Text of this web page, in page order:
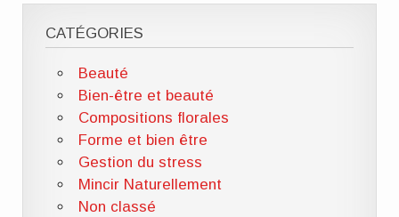
CATÉGORIES
Beauté
Bien-être et beauté
Compositions florales
Forme et bien être
Gestion du stress
Mincir Naturellement
Non classé